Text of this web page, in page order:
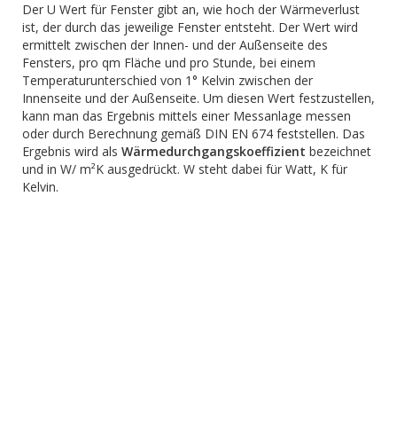
Der U Wert für Fenster gibt an, wie hoch der Wärmeverlust
ist, der durch das jeweilige Fenster entsteht. Der Wert wird
ermittelt zwischen der Innen- und der Außenseite des
Fensters, pro qm Fläche und pro Stunde, bei einem
Temperaturunterschied von 1° Kelvin zwischen der
Innenseite und der Außenseite. Um diesen Wert festzustellen,
kann man das Ergebnis mittels einer Messanlage messen
oder durch Berechnung gemäß DIN EN 674 feststellen. Das
Ergebnis wird als Wärmedurchgangskoeffizient bezeichnet
und in W/ m²K ausgedrückt. W steht dabei für Watt, K für
Kelvin.